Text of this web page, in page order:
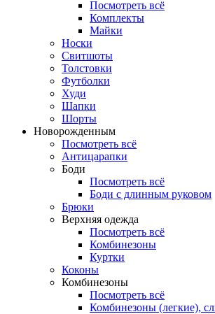
Посмотреть всё
Комплекты
Майки
Носки
Свитшоты
Толстовки
Футболки
Худи
Шапки
Шорты
Новорожденным
Посмотреть всё
Антицарапки
Боди
Посмотреть всё
Боди с длинным руковом
Брюки
Верхняя одежда
Посмотреть всё
Комбинезоны
Куртки
Коконы
Комбинезоны
Посмотреть всё
Комбинезоны (легкие),